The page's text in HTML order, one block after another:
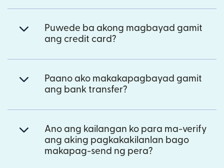
Puwede ba akong magbayad gamit
ang credit card?
Paano ako makakapagbayad gamit
ang bank transfer?
Ano ang kailangan ko para ma-verify
ang aking pagkakakilanlan bago
makapag-send ng pera?